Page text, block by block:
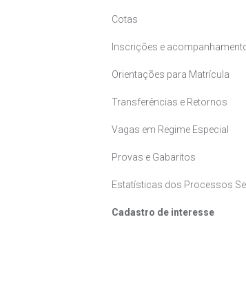
Cotas
Inscrições e
Orientações para Matrícula
Transferências e Retornos
Vagas em Regime Especial
Provas e Gabaritos
Estatísticas dos Processos
Cadastro de interesse